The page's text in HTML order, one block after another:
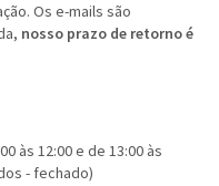
Os e-mails são
nosso prazo de retorno é
às 12:00 e de 13:00 às
- fechado)